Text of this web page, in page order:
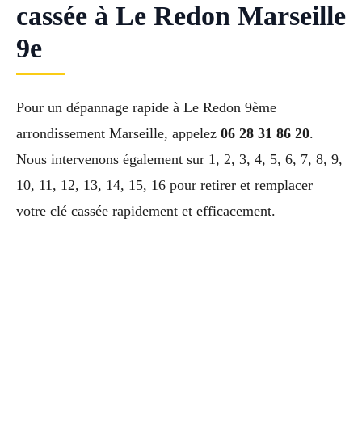
cassée à Le Redon Marseille
9e
Pour un dépannage rapide à Le Redon 9ème
arrondissement Marseille, appelez 06 28 31 86 20.
Nous intervenons également sur 1, 2, 3, 4, 5, 6, 7, 8, 9,
10, 11, 12, 13, 14, 15, 16 pour retirer et remplacer
votre clé cassée rapidement et efficacement.